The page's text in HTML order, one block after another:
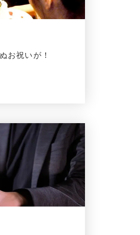
お祝いが！